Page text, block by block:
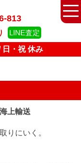
813
LINE査定
日・祝 休み
上輸送
りにいく。